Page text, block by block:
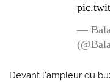
—
Devant l’ampleur du